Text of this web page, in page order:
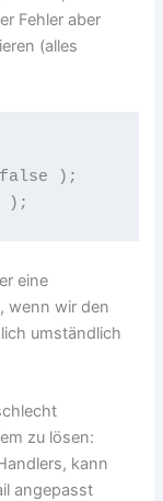
Fehler aber
(alles
false );
eine
wenn wir den
umständlich
zu lösen:
kann
angepasst